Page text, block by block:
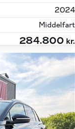
2024
Middelfart
284.800 kr.